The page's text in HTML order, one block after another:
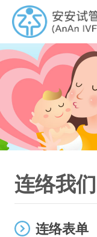
连络我们
连络表单